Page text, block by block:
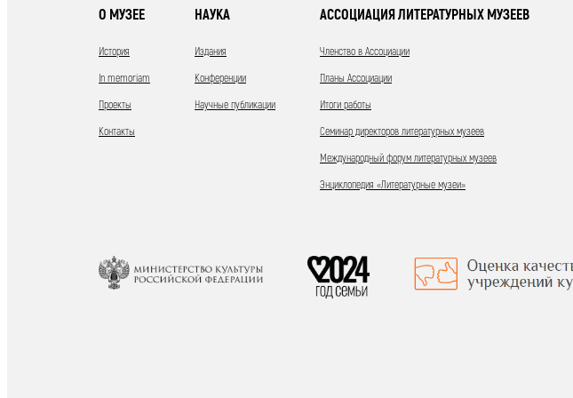
О МУЗЕЕ
История
In memoriam
Проекты
Контакты
НАУКА
Издания
Конференции
Научные публикации
АССОЦИАЦИЯ ЛИТЕРАТУРНЫХ МУЗЕЕВ
Членство в Ассоциации
Планы Ассоциации
Итоги работы
Семинар директоров литературных музеев
Международный форум литературных музеев
Энциклопедия «Литературные музеи»